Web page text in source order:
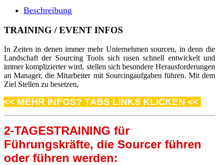
Beschreibung
TRAINING / EVENT INFOS
In Zeiten in denen immer mehr Unternehmen sourcen, in denn die
Landschaft der Sourcing Tools sich rasen schnell entwickelt und
immer komplizierter wird, stellen sich besondere Herausforderungen
an Manager, die Mitarbeiter mit Sourcingaufgaben führen. Mit dem
Ziel Stellen zu besetzen,
<< MEHR INFOS? TABS LINKS KLICKEN <<
2-TAGESTRAINING für
Führungskräfte, die Sourcer führen
oder führen werden: